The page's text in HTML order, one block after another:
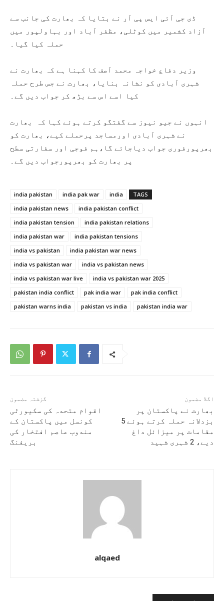
ڈی جی آئی ایس پی آر نے بتایا کہ بھارت کی جانب سے
آزاد کشمیر میں کوٹلی، مظفر آباد اور بہاولپور میں
حملہ کیا گیا۔
وزیر دفاع خواجہ محمد آصف کا کہنا ہے کہ بھارت نے
شہری آبادی کو نشانہ بنایا، بھارت نے جس طرح حملہ
کیا اسے اس سے بڑھ کر جواب دیں گے۔
انہوں نے جیو نیوز سے گفتگو کرتے ہوئے کہا کہ بھارت
نے شہری آبادی اورمساجد پرحملے کیے، بھارت کو
بھرپورفوری جواب دیاجائے گا،ہم فوجی اور سفارتی سطح
پر بھارت کو بھرپورجواب دیں گے۔
TAGS
india
india pak war
india pakistan
india pakistan conflict
india pakistan news
india pakistan relations
india pakistan tension
india pakistan tensions
india pakistan war
india pakistan war news
india vs pakistan
india vs pakistan news
india vs pakistan war
india vs pakistan war 2025
india vs pakistan war live
pak india conflict
pak india war
pakistan india conflict
pakistan india war
pakistan vs india
pakistan warns india
گزشتہ مضمون
اقوام متحدہ کی سکیورٹی
کونسل میں پاکستان کے
مندوب عاصم افتخار کی
بریفنگ
اگلا مضمون
بھارت نے پاکستان پر
بزدلانہ حملہ کرتے ہوئے 5
مقامات پر میزائل داغ
دیے، 2 شہری شہید
alqaed